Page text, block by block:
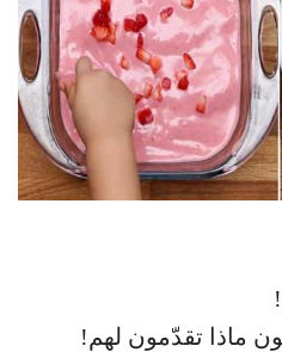
ماذا تقدّمون لهم!